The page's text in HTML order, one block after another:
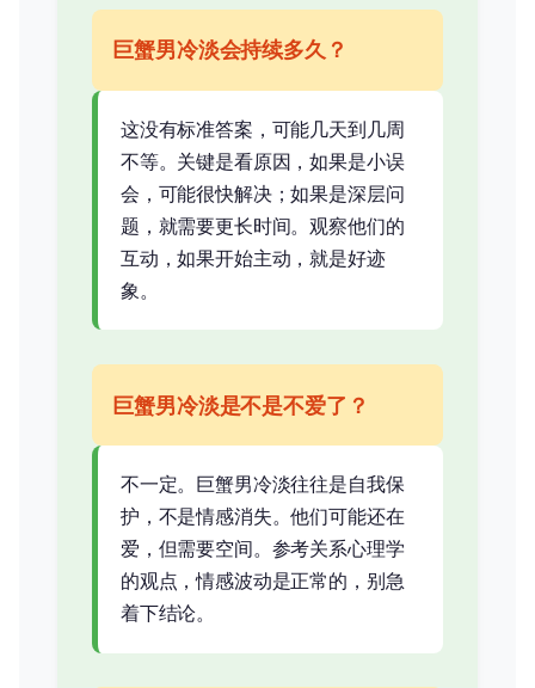
巨蟹男冷淡会持续多久？
这没有标准答案，可能几天到几周
不等。关键是看原因，如果是小误
会，可能很快解决；如果是深层问
题，就需要更长时间。观察他们的
互动，如果开始主动，就是好迹
象。
巨蟹男冷淡是不是不爱了？
不一定。巨蟹男冷淡往往是自我保
护，不是情感消失。他们可能还在
爱，但需要空间。参考关系心理学
的观点，情感波动是正常的，别急
着下结论。